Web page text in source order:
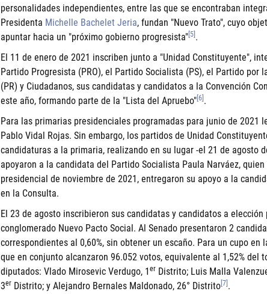
personalidades independientes, entre las que se encontraban
Presidenta Michelle Bachelet Jeria, fundan "Nuevo Trato", cuyo
apuntar hacia un "próximo gobierno progresista" [5] .
El 11 de enero de 2021 inscriben junto a "Unidad Constituyente",
Partido Progresista (PRO), el Partido Socialista (PS), el Partido por
(PR) y Ciudadanos, sus candidatas y candidatos a la Convención
este año, formando parte de la "Lista del Apruebo" [6] .
Para las primarias presidenciales programadas para junio de 2021
Pablo Vidal Rojas. Sin embargo, los partidos de Unidad
candidaturas a la primaria, realizando en su lugar -el 21 de agosto
apoyaron a la candidata del Partido Socialista Paula Narváez,
presidencial de noviembre de 2021, entregaron su apoyo a la
en la Consulta.
El 23 de agosto inscribieron sus candidatas y candidatos a
conglomerado Nuevo Pacto Social. Al Senado presentaron 2
correspondientes al 0,60%, sin obtener un escaño. Para un cupo
que en conjunto alcanzaron 96.052 votos, equivalente al 1,52% del
diputados: Vlado Mirosevic Verdugo, 1 er Distrito; Luis Malla
3er Distrito; y Alejandro Bernales Maldonado, 26° Distrito [7] .